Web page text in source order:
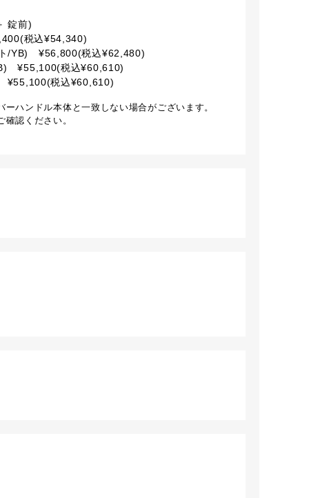
錠前)
税込¥54,340)
/YB) ¥56,800(税込¥62,480)
¥55,100(税込¥60,610)
¥55,100(税込¥60,610)
ハンドル本体と一致しない場合がございます。
認ください。